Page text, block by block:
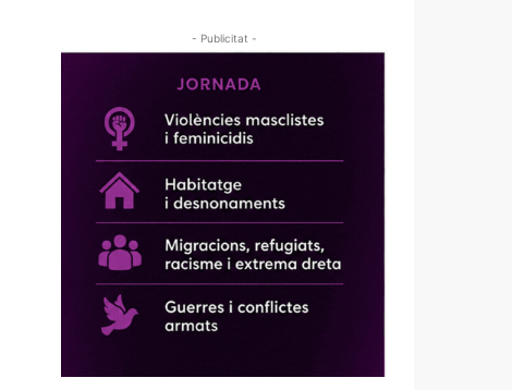
- Publicitat -